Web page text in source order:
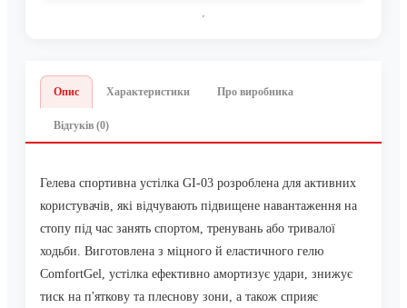
Опис Характеристики Про виробника
Відгуків (0)
Гелева спортивна устілка GI-03 розроблена для активних
користувачів, які відчувають підвищене навантаження на
стопу під час занять спортом, тренувань або тривалої
ходьби. Виготовлена з міцного й еластичного гелю
ComfortGel, устілка ефективно амортизує удари, знижує
тиск на п'яткову та плеснову зони, а також сприяє